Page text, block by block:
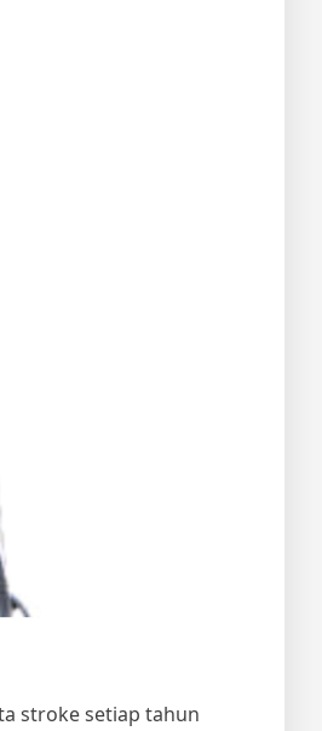
stroke setiap tahun